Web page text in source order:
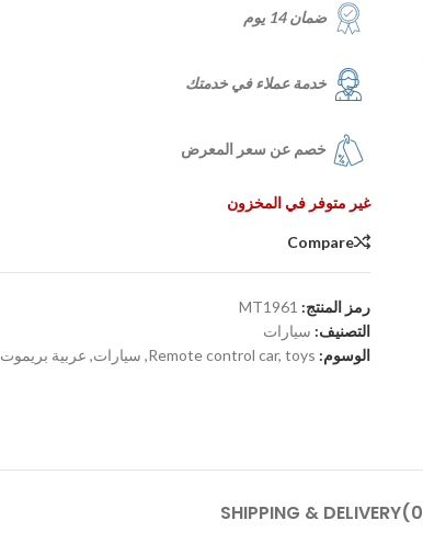
ضمان 14 يوم
خدمة عملاء في خدمتك
خصم عن سعر المعرض
غير متوفر في المخزون
Compare
رمز المنتج: MT1961
التصنيف: سيارات
الوسوم:
Remote control car, toys
, سيارات, عربية بريموت
SHIPPING & DELIVERY